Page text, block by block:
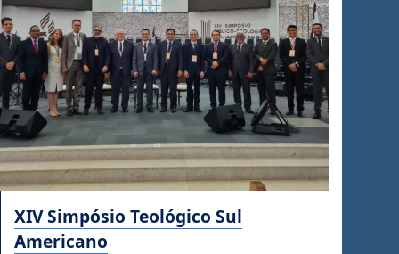
XIV Simpósio Teológico Sul
Americano